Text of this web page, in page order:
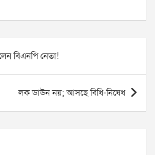
বিএনপি নেতা!
লক ডাউন নয়; আসছে বিধি-নিষেধ